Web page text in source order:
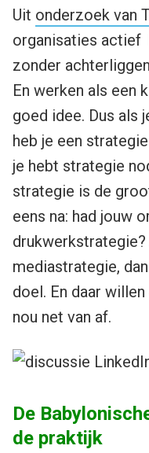
Uit onderzoek van
organisaties actief
zonder
En werken als een
goed idee. Dus als
heb je een
je hebt strategie
strategie is de
eens na: had jouw
mediastrategie,
doel. En daar
nou net van af.
De
de praktijk